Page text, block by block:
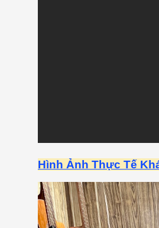
Hình Ảnh Thực Tế